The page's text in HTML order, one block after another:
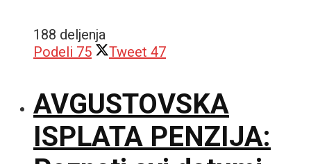
188 deljenja
Podeli 75 Tweet 47
AVGUSTOVSKA
ISPLATA PENZIJA: